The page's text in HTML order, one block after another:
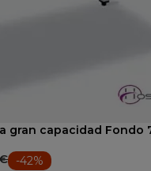
gran capacidad Fondo
-42%